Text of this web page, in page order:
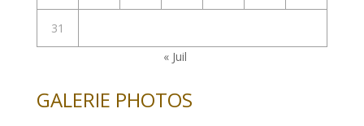
31
« Juil
GALERIE PHOTOS